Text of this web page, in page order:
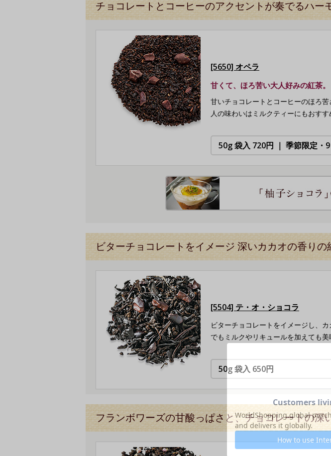
チョコレートとコーヒーのアクセントが奏でるハー
[5650] オペラ
甘くて、ほろ苦い大人好みの紅茶。
甘いチョコレートとコーヒーのほろ
人の味わいはミルクティーにもおすす
ビターチョコレートをイメージ 深いカカオの香りの
[5504] テ・オ・ショコラ
ビターチョコレートをイメージし、
でもミルクやリキュールを加えても美
フランボワーズの甘酸っぱさと、チョコレートの深